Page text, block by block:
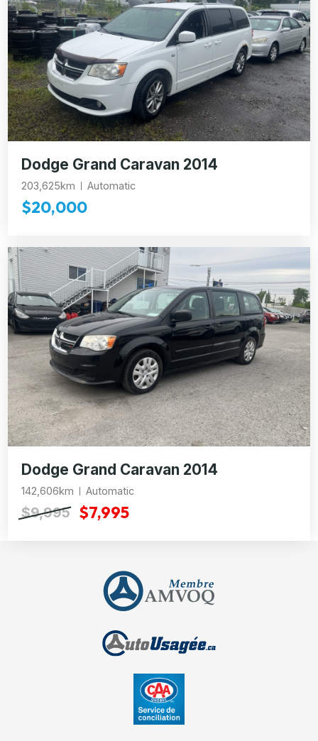
Dodge Grand Caravan 2014
203,625km Automatic
$20,000
Dodge Grand Caravan 2014
142,606km Automatic
$9,995 $7,995